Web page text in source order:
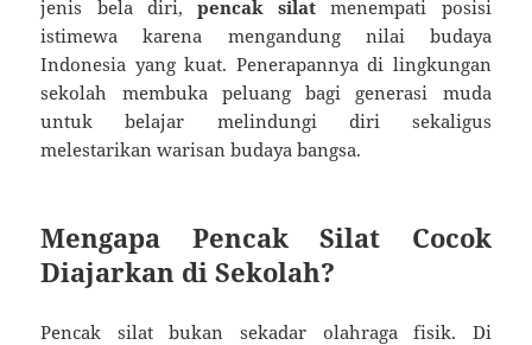
jenis bela diri, pencak silat menempati posisi
istimewa karena mengandung nilai budaya
Indonesia yang kuat. Penerapannya di lingkungan
sekolah membuka peluang bagi generasi muda
untuk belajar melindungi diri sekaligus
melestarikan warisan budaya bangsa.
Mengapa Pencak Silat Cocok
Diajarkan di Sekolah?
Pencak silat bukan sekadar olahraga fisik. Di